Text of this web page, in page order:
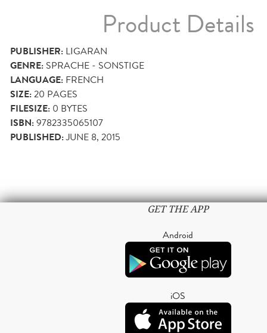
Product Details
PUBLISHER: LIGARAN
GENRE: SPRACHE - SONSTIGE
LANGUAGE: FRENCH
SIZE:20 PAGES
FILESIZE: 0 BYTES
ISBN:9782335065107
PUBLISHED:JUNE 8, 2015
GET THE APP
Android
iOS